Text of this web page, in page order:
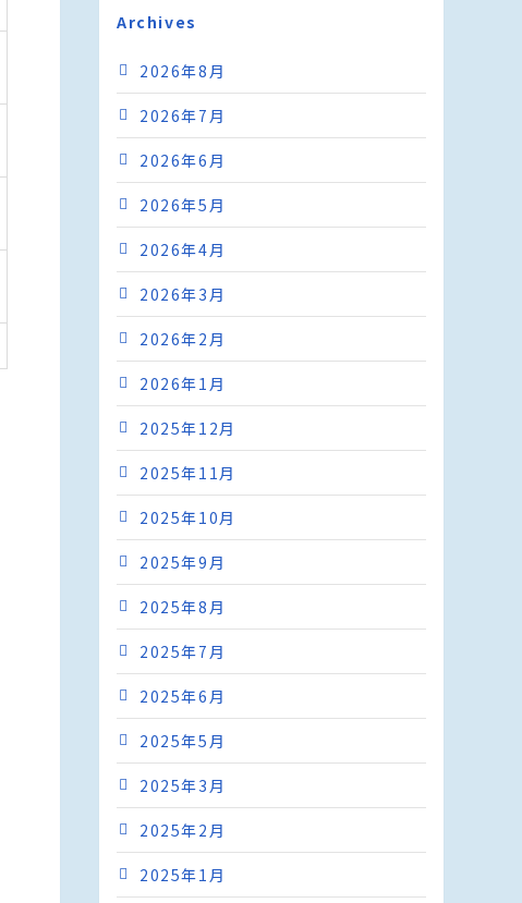
Archives
2026年8月
2026年7月
2026年6月
2026年5月
2026年4月
2026年3月
2026年2月
2026年1月
2025年12月
2025年11月
2025年10月
2025年9月
2025年8月
2025年7月
2025年6月
2025年5月
2025年3月
2025年2月
2025年1月